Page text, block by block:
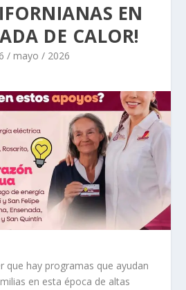
EN
DE CALOR!
/ mayo / 2026
que hay programas que ayudan
en esta época de altas